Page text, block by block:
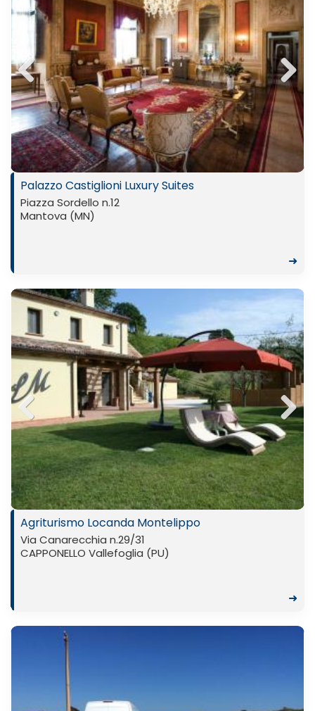
Previ
ous
Next
Palazzo Castiglioni Luxury Suites
Piazza Sordello n.12
Mantova (MN)
➜
Previ
ous
Next
Agriturismo Locanda Montelippo
Via Canarecchia n.29/31
CAPPONELLO Vallefoglia (PU)
➜